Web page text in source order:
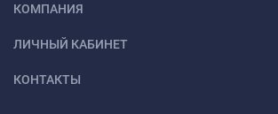
КОМПАНИЯ
ЛИЧНЫЙ КАБИНЕТ
КОНТАКТЫ